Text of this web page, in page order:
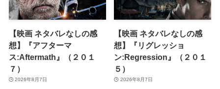
【映画 ネタバレなしの感
想】『アフターマ
ス:Aftermath』（２０１
７）
2026年8月7日
【映画 ネタバレなしの感
想】『リグレッショ
ン:Regression』（２０１
５）
2026年8月7日